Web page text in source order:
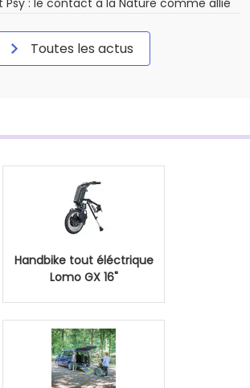
Psy : le contact à la Nature comme allié
Toutes les actus
Handbike tout éléctrique
Lomo GX 16"